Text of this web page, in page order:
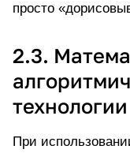
просто
2.3.
технологии
При